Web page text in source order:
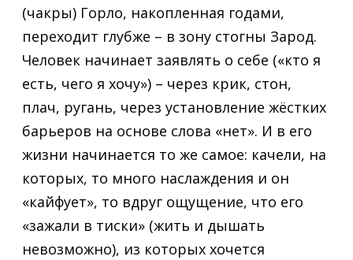
(чакры) Горло, накопленная годами,
переходит глубже – в зону стогны Зарод.
Человек начинает заявлять о себе («кто я
есть, чего я хочу») – через крик, стон,
плач, ругань, через установление жёстких
барьеров на основе слова «нет». И в его
жизни начинается то же самое: качели, на
которых, то много наслаждения и он
«кайфует», то вдруг ощущение, что его
«зажали в тиски» (жить и дышать
невозможно), из которых хочется